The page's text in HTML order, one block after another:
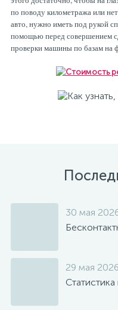
по поводу километража или
авто, нужно иметь под рукой
помощью перед совершением
проверки машины по базам на
30 мая
29 мая 2026